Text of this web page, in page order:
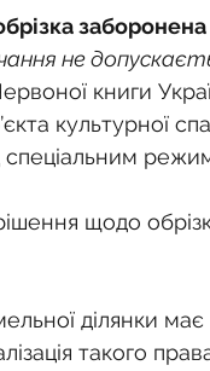
заборонена
не
книги
культурної
спеціальним
щодо
ділянки
такого